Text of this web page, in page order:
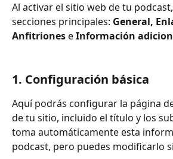
Al activar el sitio web de tu
secciones principales: General,
Anfitriones e Información
1. Configuración básica
Aquí podrás configurar la página
de tu sitio, incluido el título y los
toma automáticamente esta
podcast, pero puedes modificarlo